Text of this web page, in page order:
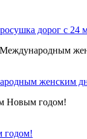
дорог с 24
женским
годом!